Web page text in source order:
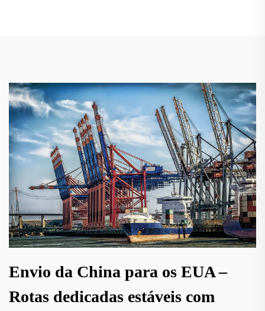
Envio da China para os EUA –
Rotas dedicadas estáveis com